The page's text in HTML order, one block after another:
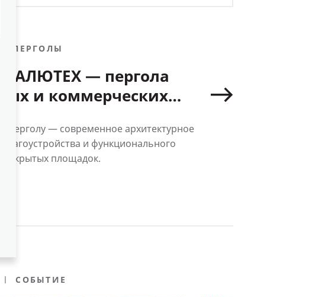
ПЕРГОЛЫ
АЛЮТЕХ — пергола
и коммерческих
перголу — современное архитектурное
благоустройства и функционального
открытых площадок.
СОБЫТИЕ